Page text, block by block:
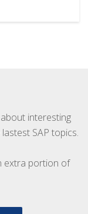
interesting
SAP topics.
extra portion of